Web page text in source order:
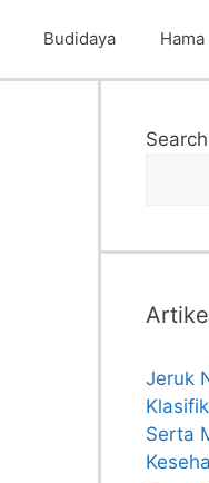
Budidaya
Search
Jeruk
Serta